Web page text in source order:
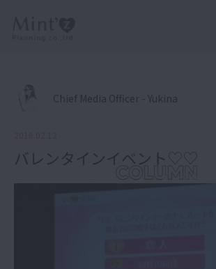
Chief Media Officer - Yukina
バレンタインイベント♡♡